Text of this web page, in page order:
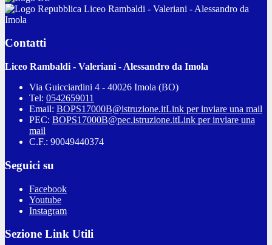
Liceo Rambaldi - Valeriani - Alessandro da
Imola
Contatti
Liceo Rambaldi - Valeriani - Alessandro da Imola
Via Guicciardini 4 - 40026 Imola (BO)
Tel: 0542659011
Email: BOPS17000B@istruzione.itLink per inviare una mail
PEC: BOPS17000B@pec.istruzione.itLink per inviare una
mail
C.F.: 90049440374
Seguici su
Facebook
Youtube
Instagram
Sezione Link Utili